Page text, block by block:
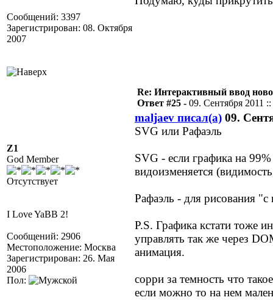
Сообщений: 3397
Зарегистрирован: 08. Октября
2007
Z1
God Member
Отсутствует
I Love YaBB 2!
Сообщений: 2906
Местоположение: Москва
Зарегистрирован: 26. Мая
2006
Пол:
Re: Интерактивный ввод
Ответ #25 - 09. Сентября 2011 ::
maljaev писал(а) 09.
SVG или Рафаэль
SVG - если графика на
видоизменяется
Рафаэль - для рисования
P.S. Графика кстати тоже
управлять так же через
анимация.
сорри за темность что
если можно то на нем